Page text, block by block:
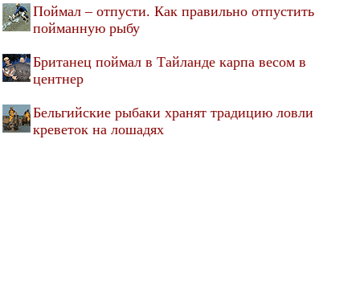
Поймал – отпусти. Как правильно отпустить
пойманную рыбу
Британец поймал в Тайланде карпа весом в
центнер
Бельгийские рыбаки хранят традицию ловли
креветок на лошадях